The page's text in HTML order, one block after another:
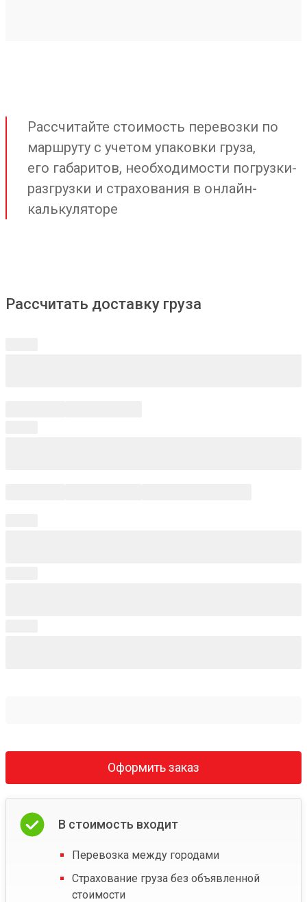
Рассчитайте стоимость перевозки по
маршруту с учетом упаковки груза,
его габаритов, необходимости погрузки-
разгрузки и страхования в онлайн-
калькуляторе
Рассчитать доставку груза
Оформить заказ
В стоимость входит
Перевозка между городами
Страхование груза без объявленной
стоимости